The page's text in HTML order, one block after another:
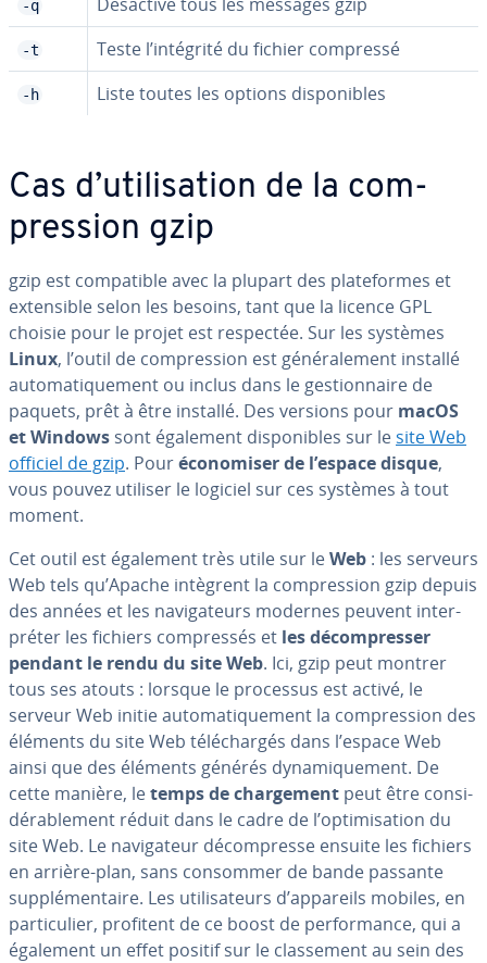
-q
-t Teste l’intégrité du fichier compressé
-h Liste toutes les options dis­po­nibles
Cas d’uti­li­sa­tion de la com­
pres­sion gzip
gzip est com­pa­tible avec la plupart des pla­te­formes et
ex­ten­sible selon les besoins, tant que la licence GPL
choisie pour le projet est respectée. Sur les systèmes
Linux, l’outil de com­pres­sion est gé­né­ra­le­ment installé
au­to­ma­ti­que­ment ou inclus dans le ges­tion­naire de
paquets, prêt à être installé. Des versions pour macOS
et Windows sont également dis­po­nibles sur le site Web
officiel de gzip. Pouréco­no­mi­ser de l’espace disque,
vous pouvez utiliser le logiciel sur ces systèmes à tout
moment.
Cet outil est également très utile sur leWeb : les serveurs
Web tels qu’Apache intègrent la com­pres­sion gzip depuis
des années et les na­vi­ga­teurs modernes peuvent in­ter­
pré­ter les fichiers com­pres­sés et les dé­com­pres­ser
pendant le rendu du site Web. Ici, gzip peut montrer
tous ses atouts : lorsque le processus est activé, le
serveur Web initie au­to­ma­ti­que­ment la com­pres­sion des
éléments du site Web té­lé­char­gés dans l’espace Web
ainsi que des éléments générés dy­na­mi­que­ment. De
cette manière, letemps de char­ge­ment peut être con­si­
dé­ra­ble­ment réduit dans le cadre de l’op­ti­mi­sa­tion du
site Web. Le na­vi­ga­teur dé­com­presse ensuite les fichiers
en arrière-plan, sans consommer de bande passante
sup­plé­men­taire. Les uti­li­sa­teurs d’appareils mobiles, en
par­ti­cu­lier, profitent de ce boost de per­for­mance, qui a
également un effet positif sur le clas­se­ment au sein des